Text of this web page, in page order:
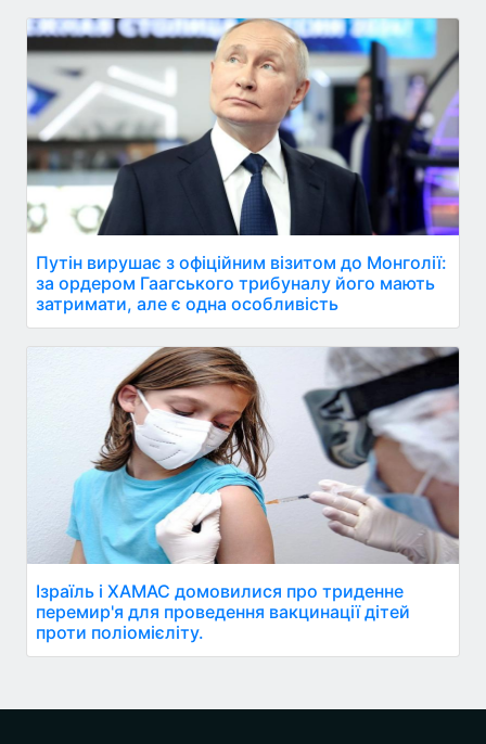
Путін вирушає з офіційним візитом до Монголії:
за ордером Гаагського трибуналу його мають
затримати, але є одна особливість
Ізраїль і ХАМАС домовилися про триденне
перемир'я для проведення вакцинації дітей
проти поліомієліту.